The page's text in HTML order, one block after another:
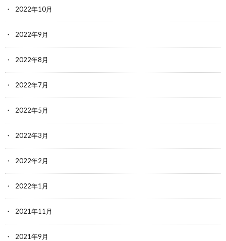
2022年10月
2022年9月
2022年8月
2022年7月
2022年5月
2022年3月
2022年2月
2022年1月
2021年11月
2021年9月